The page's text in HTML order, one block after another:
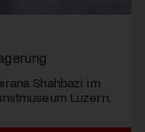
Shahbazi im
Luzern.